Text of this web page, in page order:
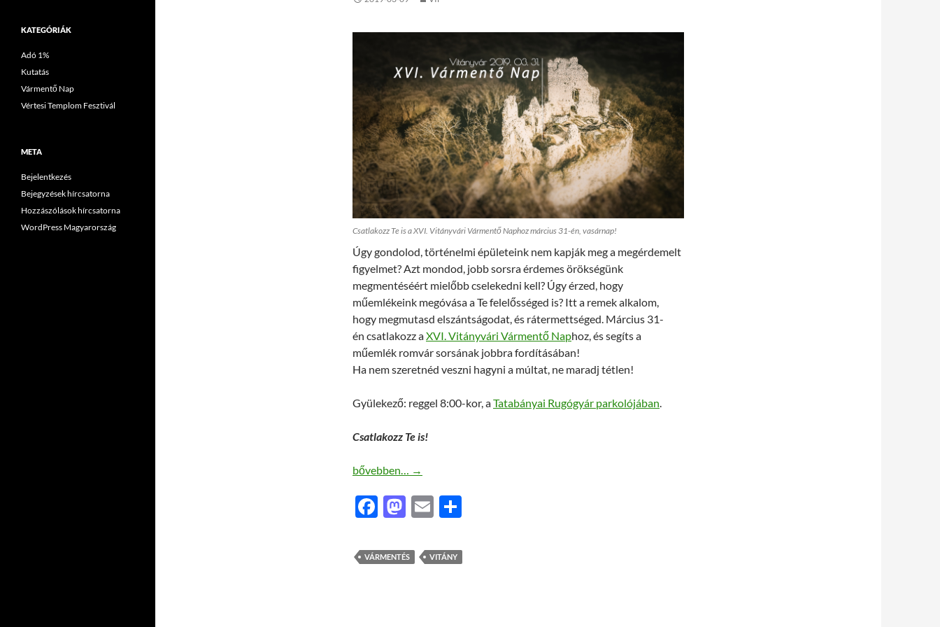
Csatlakozz Te is a XVI. Vitányvári Vármentő Naphoz március 31-én, vasárnap!
Úgy gondolod, történelmi épületeink nem kapják meg a megérdemelt
figyelmet? Azt mondod, jobb sorsra érdemes örökségünk
megmentéséért mielőbb cselekedni kell? Úgy érzed, hogy
műemlékeink megóvása a Te felelősséged is? Itt a remek alkalom,
hogy megmutasd elszántságodat, és rátermettséged. Március 31-
én csatlakozz aXVI. Vitányvári Vármentő Naphoz, és segíts a
műemlék romvár sorsának jobbra fordításában!
Ha nem szeretnéd veszni hagyni a múltat, ne maradj tétlen!
Gyülekező: reggel 8:00-kor, aTatabányai Rugógyár parkolójában.
Csatlakozz Te is!
Március 31. – XVI. Vármentés
bővebben… →
F
e
M
to
E
ail za
VÁRMENTÉS VITÁNY
KATEGÓRIÁK
Adó 1%
Kutatás
Vármentő Nap
Vértesi Templom Fesztivál
META
Bejelentkezés
Bejegyzések hírcsatorna
Hozzászólások hírcsatorna
WordPress Magyarország